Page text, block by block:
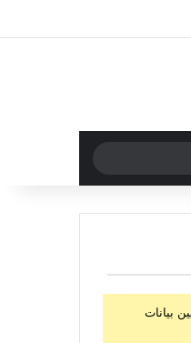
عن
بيانات